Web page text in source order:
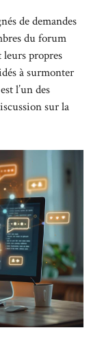
de demandes
du forum
leurs propres
à surmonter
est l’un des
sur la